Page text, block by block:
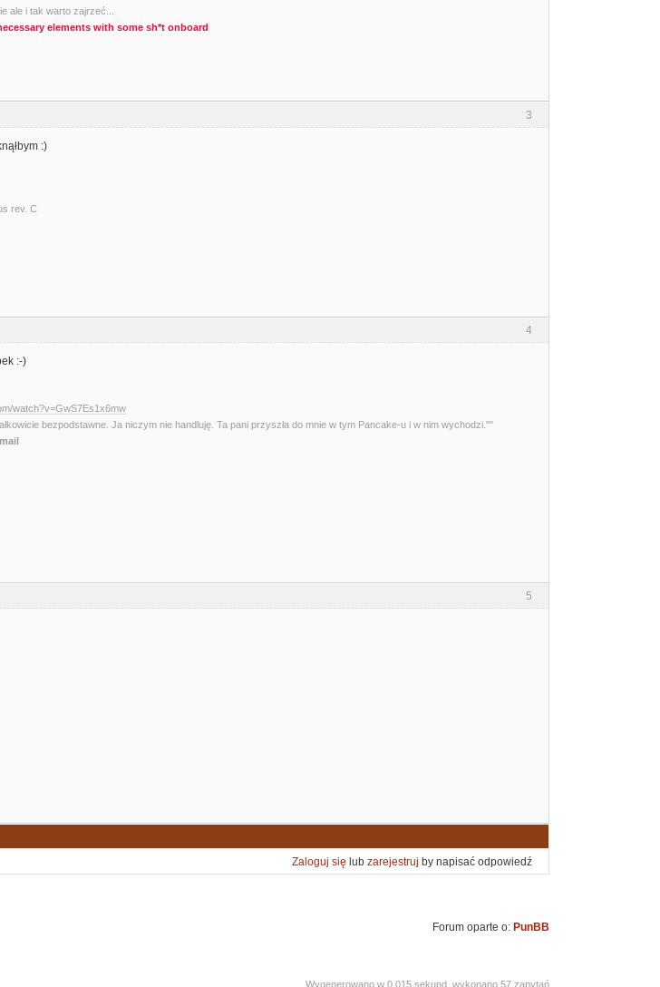
ale i tak warto zajrzeć...
elements with some sh*t onboard
3
:)
rev. C
4
:-)
watch?v=GwS7Es1x6mw
bezpodstawne. Ja niczym nie handluję. Ta pani przyszła do mnie w tym Pancake-u i w nim wychodzi.""
5
Zaloguj się lub zarejestruj by napisać odpowiedź
Forum oparte o: PunBB
Wygenerowano w 0.015 sekund, wykonano 57 zapytań